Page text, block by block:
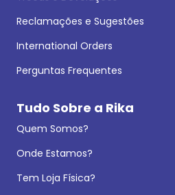
Reclamações e Sugestões
International Orders
Perguntas Frequentes
Tudo Sobre a Rika
Quem Somos?
Onde Estamos?
Tem Loja Física?